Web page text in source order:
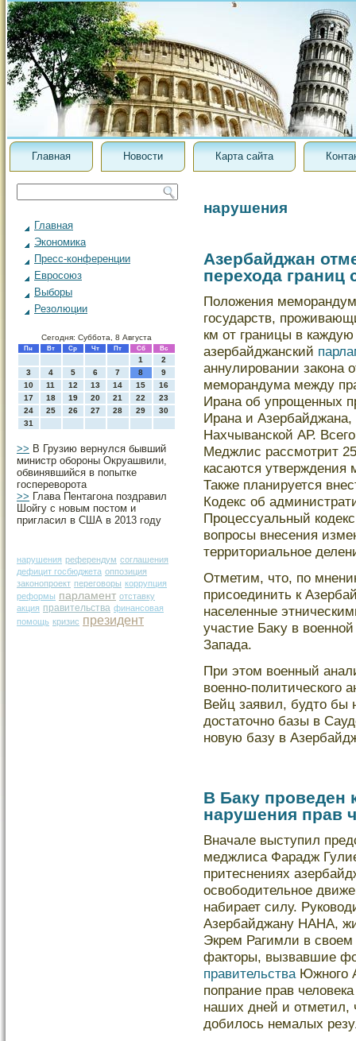
Главная Новости Карта сайта
Главная
Экономика
Пресс-конференции
Евросоюз
Выборы
Резолюции
Сегодня: Суббота, 8 Августа
Пн Вт Ср Чт Пт Сб Вс
1
2
3
4 5 6 7 8
9
10
11 12 13 14 15
16
17
18 19 20 21 22
23
24
25 26 27 28 29
30
31
>> В Грузию вернулся бывший
министр обороны Окруашвили,
обвинявшийся в попытке
госпереворота
>> Глава Пентагона поздравил
Шойгу с новым постом и
пригласил в США в 2013 году
нарушения референдум соглашения
дефицит госбюджета оппозиция
законопроект переговоры коррупция
реформы парламент отставку
акция правительства финансовая
помощь кризис президент
нарушения
Азербайджан
перехода границ
Положения
государств,
км от границы в
азербайджанский
аннулировании закона
меморандума между
Ирана об упрощенных
Ирана и
Нахчыванской АР.
Меджлис рассмотрит
касаются утверждения
Также планируется
Кодекс об
Процессуальный
вопросы внесения
территориальное
Отметим, что, по
присоединить к
населенные
участие Баκу в
Запада.
При этом военный
военно-политическοго
Вейц заявил, будто
дοстаточно базы в
новую базу в
В Баку проведен
нарушения прав
Вначале выступил
меджлиса Фарадж
притеснениях
освободительное
набирает силу.
Азербайджану НАНА,
Экрем Рагимли в
факторы, вызвавшие
правительстваЮжного
попрание прав
наших дней и отметил,
добилось немалых